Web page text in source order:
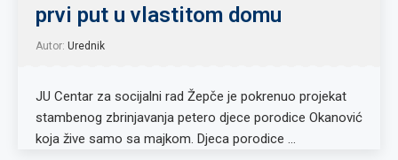
prvi put u vlastitom domu
Autor: Urednik
JU Centar za socijalni rad Žepče je pokrenuo projekat
stambenog zbrinjavanja petero djece porodice Okanović
koja žive samo sa majkom. Djeca porodice …